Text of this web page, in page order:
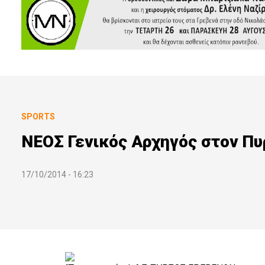
SPORTS
ΝΕΟΣ Γενικός Αρχηγός στον
17/10/2014 - 16:23